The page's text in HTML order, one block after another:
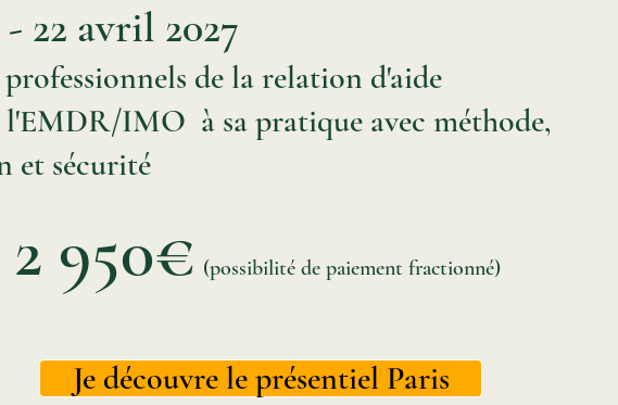
- 22 avril 2027
de la relation d'aide
IMO à sa pratique avec méthode,
et sécurité
2 950€ (possibilité de paiement fractionné)
Je découvre le présentiel Paris